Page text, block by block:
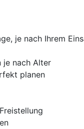
je nach Ihrem
je nach Alter
planen